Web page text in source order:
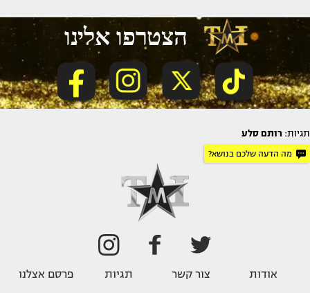
תגיות: רותם סלע
מה הדעה שלכם בנושא?
אודות צור קשר תגיות פרסם אצלנו